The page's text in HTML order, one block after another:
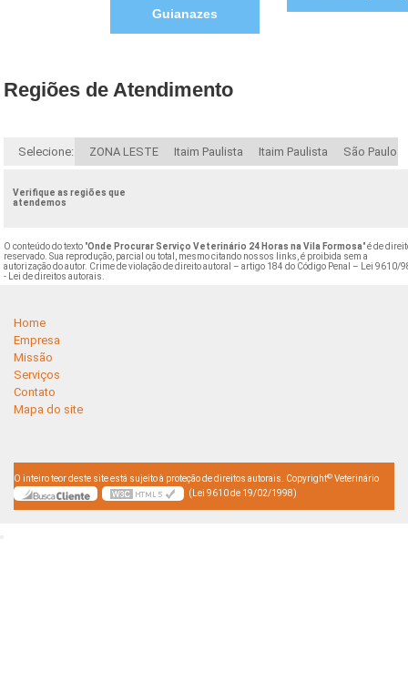
Guianazes
Regiões de Atendimento
Selecione: ZONA LESTE Itaim Paulista Itaim Paulista São Paulo
Verifique as regiões que
atendemos
O conteúdo do texto "Onde Procurar Serviço Veterinário 24 Horas na Vila Formosa" é de
reservado. Sua reprodução, parcial ou total, mesmo citando nossos links, é proibida sem a
autorização do autor. Crime de violação de direito autoral – artigo 184 do Código Penal –
Lei 9610/
- Lei de direitos autorais
Home
Empresa
Missão
Serviços
Contato
Mapa do site
O inteiro teor deste site está sujeito à proteção de direitos autorais. Copyright© Veterinário
(Lei 9610 de 19/02/1998)